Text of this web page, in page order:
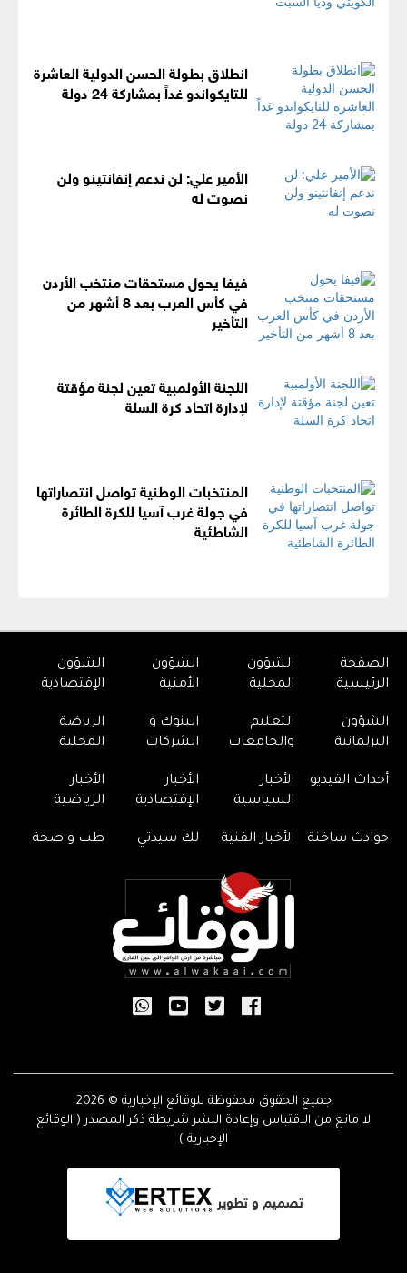
انطلاق بطولة الحسن الدولية العاشرة
للتايكواندو غداً بمشاركة 24 دولة
الأمير علي: لن ندعم إنفانتينو ولن
نصوت له
فيفا يحول مستحقات منتخب الأردن
في كأس العرب بعد 8 أشهر من
التأخير
اللجنة الأولمبية تعين لجنة مؤقتة
لإدارة اتحاد كرة السلة
المنتخبات الوطنية تواصل انتصاراتها
في جولة غرب آسيا للكرة الطائرة
الشاطئية
الصفحة
الرئيسية
الشؤون
المحلية
الشؤون
الأمنية
الشؤون
الإقتصادية
الشؤون
البرلمانية
التعليم
والجامعات
البنوك و
الشركات
الرياضة
المحلية
أحداث الفيديو
الأخبار
السياسية
الأخبار
الإقتصادية
الأخبار
الرياضية
حوادث ساخنة الأخبار الفنية لك سيدتي طب و صحة
جميع الحقوق محفوظة للوقائع الإخبارية © 2026
لا مانع من الاقتباس وإعادة النشر شريطة ذكر المصدر ( الوقائع
الإخبارية )
تصميم و تطوير